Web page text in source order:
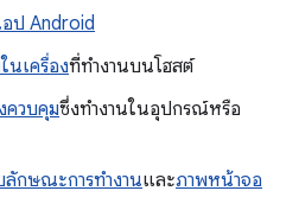
ป Android
นเครื่องที่ทำงานบนโฮสต์
ควบคุมซึ่งทํางานในอุปกรณ์หรือ
ลักษณะการทำงานและภาพหน้าจอ